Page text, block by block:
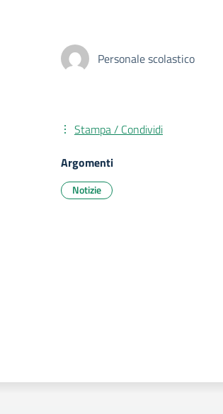
Personale scolastico
Stampa / Condividi
Argomenti
Notizie